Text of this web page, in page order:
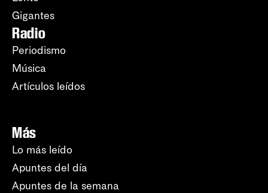
Gigantes
Radio
Periodismo
Música
Artículos leídos
Más
Lo más leído
Apuntes del día
Apuntes de la semana